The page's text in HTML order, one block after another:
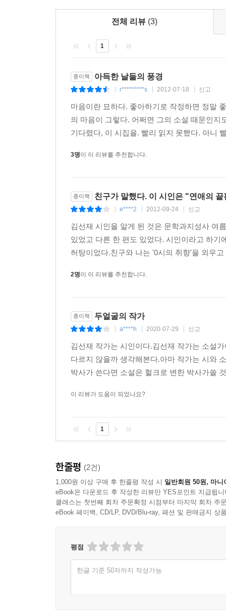
때로 실감의 모서리에 손을 베일 때마다 차가운
때로 나는 말의 어법을 가졌지만 통증으로 변이
혀끝으로 나를 찾는 당신,
피 흘리지 않고 아팠지만
다가설 수도,
물러설 수도 없는
날을 세운 날들은 아니었지만
--- p.129
모든 얼룩이 평등해지는 시간
모든 얼룩이 평등해지는 시간
얼룩을 덮은 얼룩이 서로에게 기대는 시간
하루를 지나온 숲은 서늘한 입김으로 어제보다 조
늙어서 기쁜 시간으로
시간의 끝으로 달려간 어느 날,
이 별의 모든 사잇길이 걸어갑니다
? 「저녁 숲의 고백」 부분
얼룩은 본바탕에 의도하지 않게 생긴 다른 빛깔
것이다. 살아오면서 생긴 과거의 상처들이 기억
현재에도 과거에도 속하지 않은 고유한 시간
통증을 용서해요
나면서 당신이고,
당신이지만 나인
[……]
통증을 용서해요 나를 잊어요
? 「가시를 위하여」 부분
지배하는 그 통증의 세계 속에서 감각의 주체는
지울” 수밖에 없다. 시간을 견뎌서 잊을 수 있길 기
김선재의 이번 시집은 현재의 생에 지속되는 통
전체 리뷰 (3)
1
종이책 아득한 날들의 풍경
r*********s 2012-07-18 신고
마음이란 묘하다. 좋아하기로 작정하면 정말
의 마음이 그렇다. 어쩌면 그의 소설 때문인
기다렸다, 이 시집을. 빨리 읽지 못했다. 아니
3명이 이 리뷰를 추천합니다.
종이책 친구가 말했다. 이 시인은 "연애의
e****2 2012-09-24 신고
김선재 시인을 알게 된 것은 문학과지성사 여
있었고 다른 한 편도 있었다. 시인이라고 하
허탕이었다.친구와 나는 '0시의 취향'을 외우
2명이 이 리뷰를 추천합니다.
종이책 두얼굴의 작가
a****h 2020-07-29 신고
김선재 작가는 시인이다.김선재 작가는 소설
다르지 않을까 생각해본다.아마 작가는 시와
박사가 쓴다면 소설은 헐크로 변한 박사가쓸
이 리뷰가 도움이 되었나요?
1
한줄평 (2건)
1,000원 이상 구매 후 한줄평 작성 시 일반회원 50원, 마니
eBook은 다운로드 후 작성한 리뷰만 YES포인트 지급됩니
클래스는 첫번째 회차 주문확정 시점부터 마지막 회차 주
eBook 페이백, CD/LP, DVD/Blu-ray, 패션 및 판매금지 상
평점
한글 기준 50자까지 작성가능